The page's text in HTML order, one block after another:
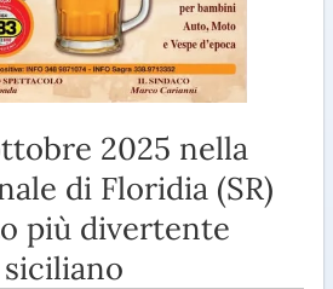
2025 nella
di Floridia (SR)
più divertente
siciliano